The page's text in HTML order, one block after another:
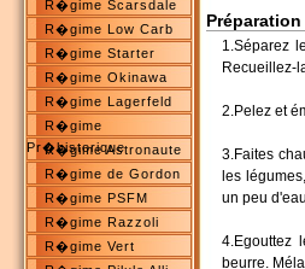
R�gime Scarsdale
R�gime Low Carb
R�gime Starter
R�gime Okinawa
R�gime Lagerfeld
R�gime
Pr�historique
R�gime Astronaute
R�gime de Gordon
R�gime PSFM
R�gime Razzoli
R�gime Vert
Préparation
1.Séparez
Recueillez-
2.Pelez et
3.Faites
les
un peu
4.Egouttez
beurre.